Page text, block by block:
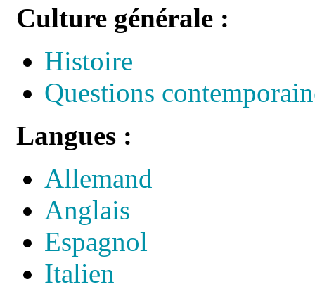
Culture générale :
Histoire
Questions
Langues :
Allemand
Anglais
Espagnol
Italien